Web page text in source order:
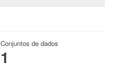
Conjuntos de dados
1